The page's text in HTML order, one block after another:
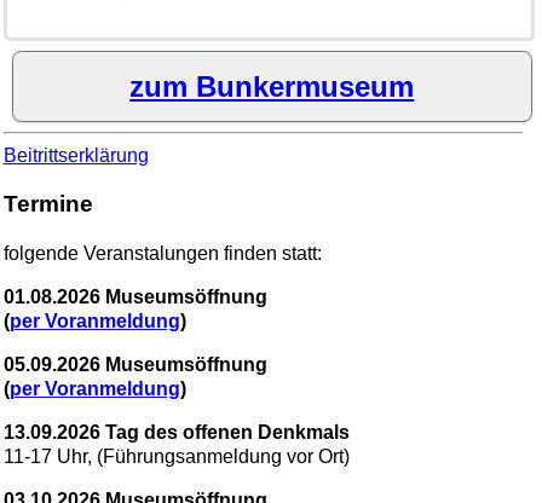
zum Bunkermuseum
Beitrittserklärung
Termine
folgende Veranstalungen finden statt:
01.08.2026 Museumsöffnung
(per Voranmeldung)
05.09.2026 Museumsöffnung
(per Voranmeldung)
13.09.2026 Tag des offenen Denkmals
11-17 Uhr, (Führungsanmeldung vor Ort)